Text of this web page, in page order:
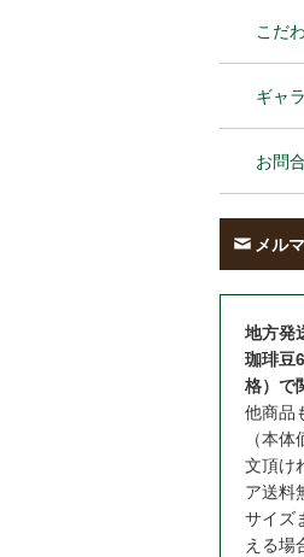
こだ
ギャ
お問
メル
地方発
珈琲豆
格）で
他商品
（本
文頂け
ア送料
サイズ
える場